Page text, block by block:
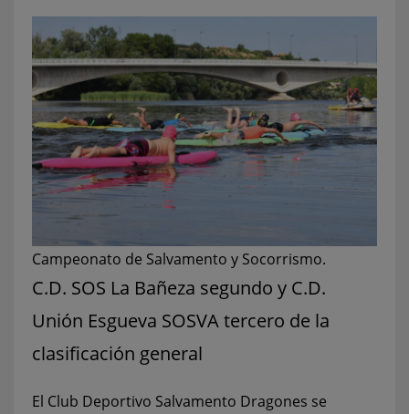
Campeonato de Salvamento y Socorrismo.
C.D. SOS La Bañeza segundo y C.D.
Unión Esgueva SOSVA tercero de la
clasificación general
El Club Deportivo Salvamento Dragones se